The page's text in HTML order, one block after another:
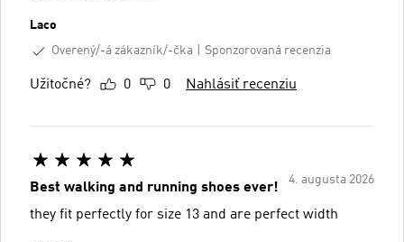
Laco
Overený/-á zákazník/-čka
Sponzorovaná recenzia
Užitočné? 0 0 Nahlásiť recenziu
4. augusta 2026
Best walking and running shoes ever!
they fit perfectly for size 13 and are perfect width